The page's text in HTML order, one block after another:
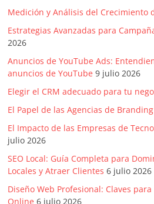
Marketing,
Mercadotecnia,
Eventos
Publicitarios,
Colecciónes,
Marcas,
Insigns,
TV,
Radio,
Creatividad,
SEO,
SEM,
Free
Press,
Medición y Análisis del Crecimiento
Estrategias Avanzadas para
2026
Anuncios de YouTube Ads:
anuncios de YouTube 9 julio 2026
Elegir el CRM adecuado para tu
El Papel de las Agencias de
El Impacto de las Empresas de
julio 2026
SEO Local: Guía Completa para
Locales y Atraer Clientes 6 julio 2026
Diseño Web Profesional: Claves
Online 6 julio 2026